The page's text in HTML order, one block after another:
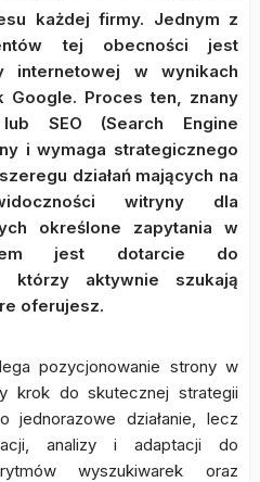
każdej firmy. Jednym z
tej obecności jest
internetowej w wynikach
Google. Proces ten, znany
SEO (Search Engine
i wymaga strategicznego
działań mających na
witryny dla
określone zapytania w
jest dotarcie do
którzy aktywnie szukają
oferujesz.
pozycjonowanie strony w
krok do skutecznej strategii
jednorazowe działanie, lecz
analizy i adaptacji do
wyszukiwarek oraz